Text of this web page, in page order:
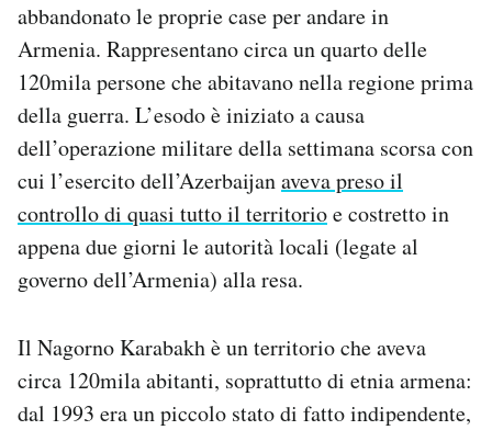
AREA PERSONALE
Area Personale
Newsletter
Regala il Post
Hai bisogno di aiuto?
Esci
abbandonato le proprie case per andare in
Armenia. Rappresentano circa un quarto delle
120mila persone che abitavano nella regione prima
della guerra. L’esodo è iniziato a causa
dell’operazione militare della settimana scorsa con
cui l’esercito dell’Azerbaijanaveva preso il
controllo di quasi tutto il territorioe costretto in
appena due giorni le autorità locali (legate al
governo dell’Armenia) alla resa.
Il Nagorno Karabakh è un territorio che aveva
circa 120mila abitanti, soprattutto di etnia armena:
dal 1993 era un piccolo stato di fatto indipendente,